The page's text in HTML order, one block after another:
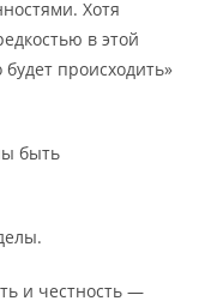
Хотя
в этой
происходить»
быть
и честность —